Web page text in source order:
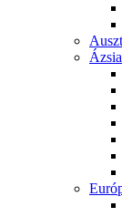
Ázsia